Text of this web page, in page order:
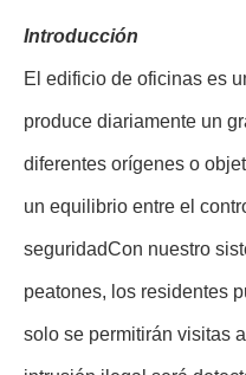
Introducción
El edificio de oficinas es
produce diariamente un
diferentes orígenes o
un equilibrio entre el
seguridadCon nuestro
peatones, los residentes
solo se permitirán visitas